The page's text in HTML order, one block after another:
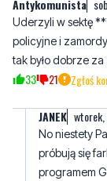
33 21 Zgłoś
JANEK
No niestety
programem
z kościołem
nawet za
2 0